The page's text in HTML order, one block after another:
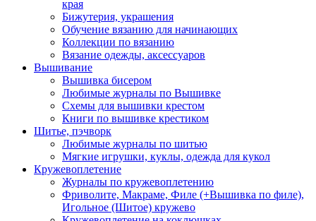
края
Бижутерия, украшения
Обучение вязанию для начинающих
Коллекции по вязанию
Вязание одежды, аксессуаров
Вышивание
Вышивка бисером
Любимые журналы по Вышивке
Схемы для вышивки крестом
Книги по вышивке крестиком
Шитье, пэчворк
Любимые журналы по шитью
Мягкие игрушки, куклы, одежда для кукол
Кружевоплетение
Журналы по кружевоплетению
Фриволите, Макраме, Филе (+Вышивка по филе),
Игольное (Шитое) кружево